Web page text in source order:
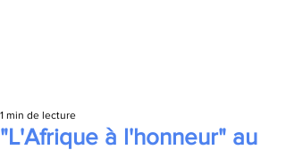
"L'Afrique à l'honneur" au
1 min de lecture